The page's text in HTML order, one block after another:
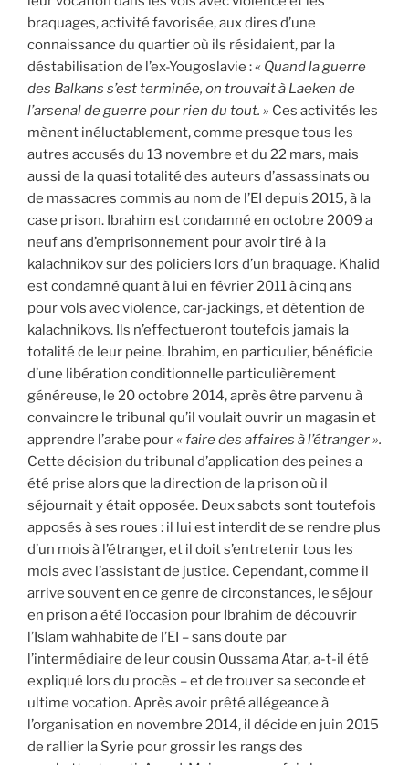
braquages, activité favorisée, aux dires d’une
connaissance du quartier où ils résidaient, par la
déstabilisation de l’ex-Yougoslavie :« Quand la guerre
des Balkans s’est terminée, on trouvait à Laeken de
l’arsenal de guerre pour rien du tout. » Ces activités les
mènent inéluctablement, comme presque tous les
autres accusés du 13 novembre et du 22 mars, mais
aussi de la quasi totalité des auteurs d’assassinats ou
de massacres commis au nom de l’EI depuis 2015, à la
case prison. Ibrahim est condamné en octobre 2009 a
neuf ans d’emprisonnement pour avoir tiré à la
kalachnikov sur des policiers lors d’un braquage. Khalid
est condamné quant à lui en février 2011 à cinq ans
pour vols avec violence, car-jackings, et détention de
kalachnikovs. Ils n’effectueront toutefois jamais la
totalité de leur peine. Ibrahim, en particulier, bénéficie
d’une libération conditionnelle particulièrement
généreuse, le 20 octobre 2014, après être parvenu à
convaincre le tribunal qu’il voulait ouvrir un magasin et
apprendre l’arabe pour« faire des affaires à l’étranger ».
Cette décision du tribunal d’application des peines a
été prise alors que la direction de la prison où il
séjournait y était opposée. Deux sabots sont toutefois
apposés à ses roues : il lui est interdit de se rendre plus
d’un mois à l’étranger, et il doit s’entretenir tous les
mois avec l’assistant de justice. Cependant, comme il
arrive souvent en ce genre de circonstances, le séjour
en prison a été l’occasion pour Ibrahim de découvrir
l’Islam wahhabite de l’EI – sans doute par
l’intermédiaire de leur cousin Oussama Atar, a-t-il été
expliqué lors du procès – et de trouver sa seconde et
ultime vocation. Après avoir prêté allégeance à
l’organisation en novembre 2014, il décide en juin 2015
de rallier la Syrie pour grossir les rangs des